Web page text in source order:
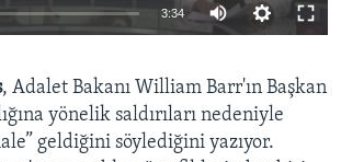
3:34
, Adalet Bakanı William Barr'ın Başkan
yönelik saldırıları nedeniyle
geldiğini söylediğini yazıyor.